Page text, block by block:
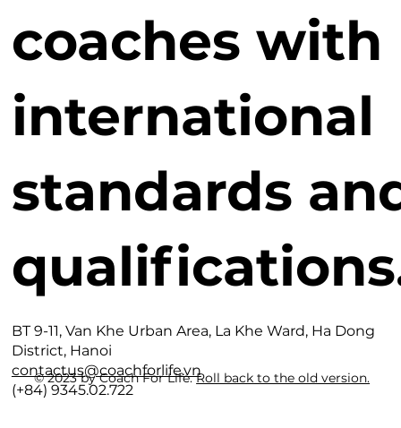
coaches with
international
standards
BT 9-11, Van Khe Urban Area, La Khe Ward, Ha Dong
District, Hanoi
contactus@coachforlife.vn
(+84) 9345.02.722
© 2023 by Coach For Life.Roll back to the old version.